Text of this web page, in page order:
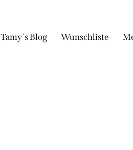
Tamy`s Blog Wunschliste